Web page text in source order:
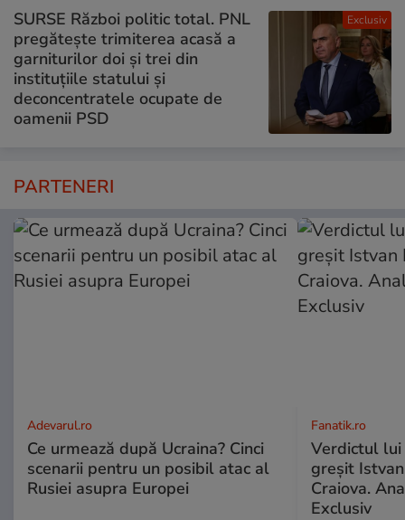
Exclusiv
SURSE Război politic total. PNL
pregătește trimiterea acasă a
garniturilor doi și trei din
instituțiile statului și
deconcentratele ocupate de
oamenii PSD
PARTENERI
Adevarul.ro
Ce urmează după Ucraina? Cinci
scenarii pentru un posibil atac al
Rusiei asupra Europei
Fanatik.ro
Verdictul lui
greșit
Craiova.
Exclusiv